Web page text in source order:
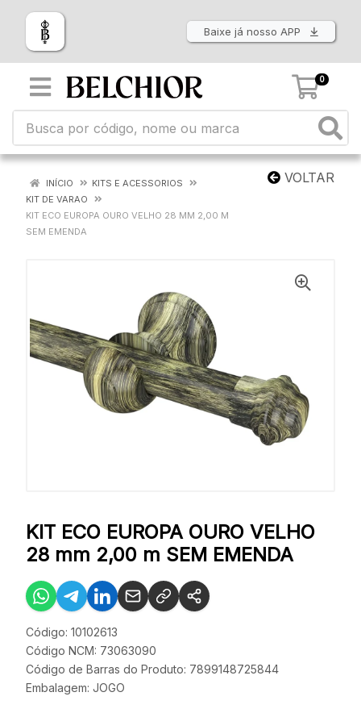
Baixe já nosso APP
0
VOLTAR
INÍCIO
KITS E ACESSORIOS
KIT DE VARAO
KIT ECO EUROPA OURO VELHO 28 MM 2,00 M
SEM EMENDA
KIT ECO EUROPA OURO VELHO
28 mm 2,00 m SEM EMENDA
Código: 10102613
Código NCM: 73063090
Código de Barras do Produto: 7899148725844
Embalagem: JOGO